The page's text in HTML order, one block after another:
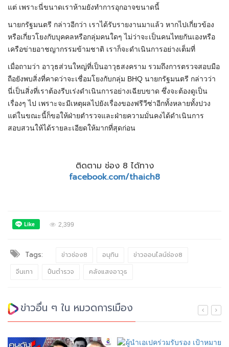
แต่ เพราะนี่ขนาดเราห้ามยังทำการอุกอาจขนาดนี้
นายกรัฐมนตรี กล่าวอีกว่า เราได้รับรายงานมาแล้ว หากไปเกี่ยวข้อง
หรือเกี่ยวโยงกับบุคคลหรือกลุ่มคนใดๆ ไม่ว่าจะเป็นคนไทยกันเองหรือ
เครือข่ายอาชญากรรมข้ามชาติ เราก็จะดำเนินการอย่างเต็มที่
เมื่อถามว่า อาวุธส่วนใหญ่ที่เป็นอาวุธสงคราม รวมถึงการตรวจสอบมือ
ถือยังพบสิ่งที่คาดว่าจะเชื่อมโยงกับกลุ่ม BHQ นายกรัฐมนตรี กล่าวว่า
นี่เป็นสิ่งที่เราต้องรีบเร่งดำเนินการอย่างเฉียบขาด ซึ่งจะต้องดูเป็น
เรื่องๆ ไป เพราะจะมีเหตุผลไปยังเรื่องของฟรีวีซ่าอีกทั้งหลายทั้งปวง
แต่ในขณะนี้ก็ขอให้ฝ่ายตำรวจและฝ่ายความมั่นคงได้ดำเนินการ
สอบสวนให้ได้รายละเอียดให้มากที่สุดก่อน
ติดตาม ช่อง 8 ได้ทาง
facebook.com/thaich8
2,399
Tags: ข่าวช่อง8 อนุทิน
ข่าวออนไลน์ช่อง8
จีนเทา
ปืนตำรวจ คลังแสงอาวุธ
ข่าวอื่น ๆ ใน หมวดการเมือง